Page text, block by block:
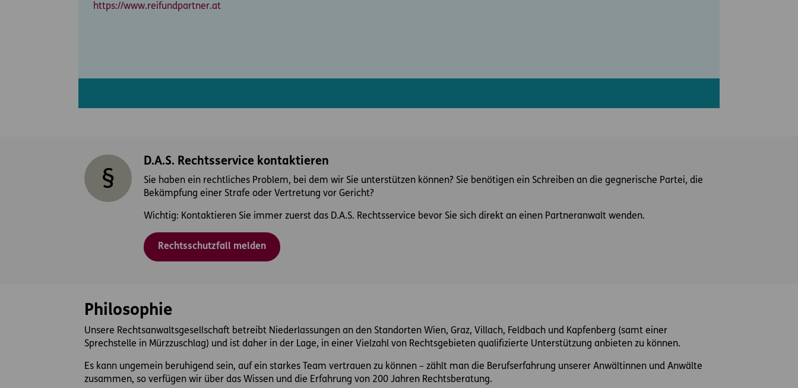
https://www.reifundpartner.at
D.A.S. Rechtsservice kontaktieren
Sie haben ein rechtliches Problem, bei dem wir Sie unterstützen können? Sie benötigen ein Schreiben an die gegnerische Partei, die
Bekämpfung einer Strafe oder Vertretung vor Gericht?
Wichtig: Kontaktieren Sie immer zuerst das D.A.S. Rechtsservice bevor Sie sich direkt an einen Partneranwalt wenden.
Rechtsschutzfall melden
Philosophie
Unsere Rechtsanwaltsgesellschaft betreibt Niederlassungen an den Standorten Wien, Graz, Villach, Feldbach und Kapfenberg (samt einer
Sprechstelle in Mürzzuschlag) und ist daher in der Lage, in einer Vielzahl von Rechtsgebieten qualifizierte Unterstützung anbieten zu können.
Es kann ungemein beruhigend sein, auf ein starkes Team vertrauen zu können – zählt man die Berufserfahrung unserer Anwältinnen und Anwälte
zusammen, so verfügen wir über das Wissen und die Erfahrung von 200 Jahren Rechtsberatung.